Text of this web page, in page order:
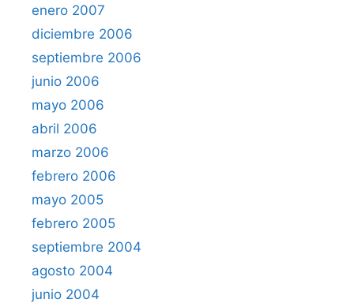
enero 2007
diciembre 2006
septiembre 2006
junio 2006
mayo 2006
abril 2006
marzo 2006
febrero 2006
mayo 2005
febrero 2005
septiembre 2004
agosto 2004
junio 2004